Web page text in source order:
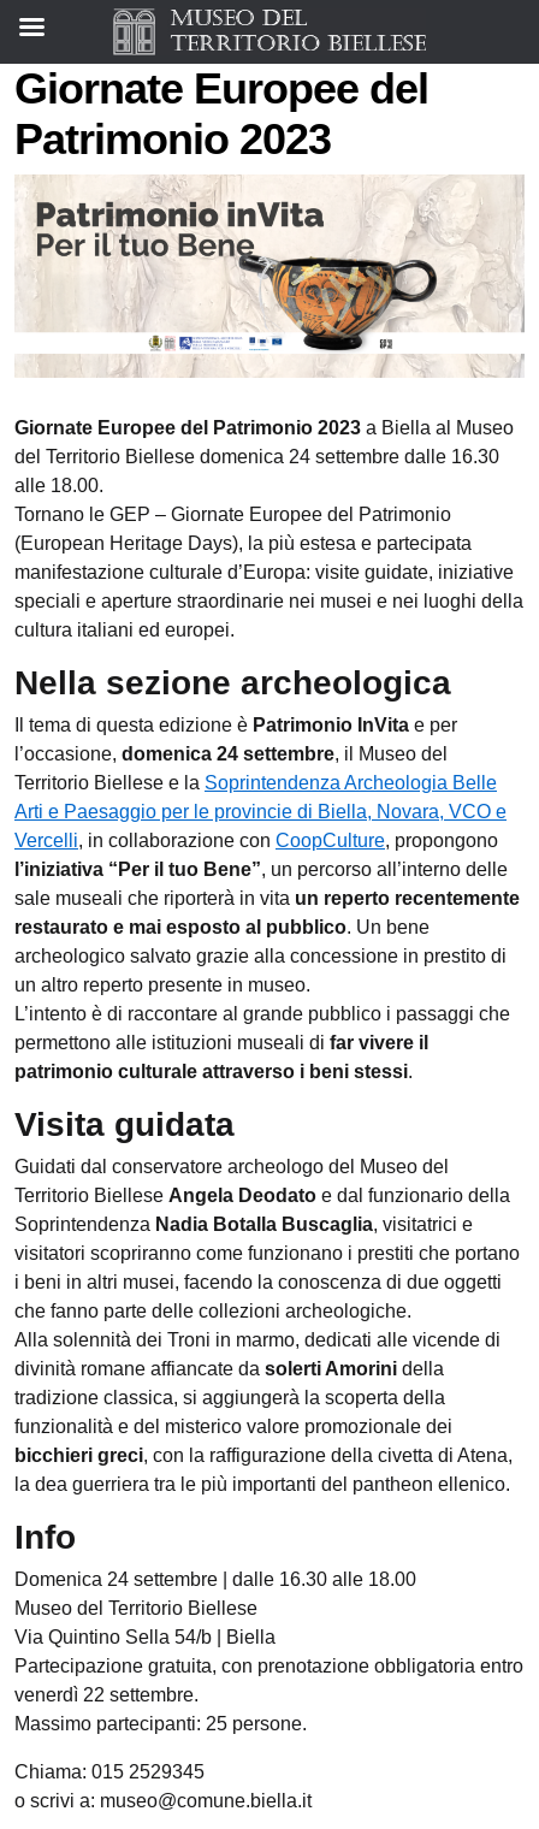
Giornate Europee del
Patrimonio 2023
Giornate Europee del Patrimonio 2023 a Biella al Museo
del Territorio Biellese domenica 24 settembre dalle 16.30
alle 18.00.
Tornano le GEP – Giornate Europee del Patrimonio
(European Heritage Days), la più estesa e partecipata
manifestazione culturale d’Europa: visite guidate, iniziative
speciali e aperture straordinarie nei musei e nei luoghi della
cultura italiani ed europei.
Nella sezione archeologica
Il tema di questa edizione è Patrimonio InVita e per
l’occasione, domenica 24 settembre, il Museo del
Territorio Biellese e la Soprintendenza Archeologia Belle
Arti e Paesaggio per le provincie di Biella, Novara, VCO e
Vercelli, in collaborazione con CoopCulture, propongono
l’iniziativa “Per il tuo Bene”, un percorso all’interno delle
sale museali che riporterà in vita un reperto recentemente
restaurato e mai esposto al pubblico. Un bene
archeologico salvato grazie alla concessione in prestito di
un altro reperto presente in museo.
L’intento è di raccontare al grande pubblico i passaggi che
permettono alle istituzioni museali di far vivere il
patrimonio culturale attraverso i beni stessi.
Visita guidata
Guidati dal conservatore archeologo del Museo del
Territorio Biellese Angela Deodato e dal funzionario della
Soprintendenza Nadia Botalla Buscaglia, visitatrici e
visitatori scopriranno come funzionano i prestiti che portano
i beni in altri musei, facendo la conoscenza di due oggetti
che fanno parte delle collezioni archeologiche.
Alla solennità dei Troni in marmo, dedicati alle vicende di
divinità romane affiancate da solerti Amorini della
tradizione classica, si aggiungerà la scoperta della
funzionalità e del misterico valore promozionale dei
bicchieri greci, con la raffigurazione della civetta di Atena,
la dea guerriera tra le più importanti del pantheon ellenico.
Info
Domenica 24 settembre | dalle 16.30 alle 18.00
Museo del Territorio Biellese
Via Quintino Sella 54/b | Biella
Partecipazione gratuita, con prenotazione obbligatoria entro
venerdì 22 settembre.
Massimo partecipanti: 25 persone.
Chiama: 015 2529345
o scrivi a: museo@comune.biella.it